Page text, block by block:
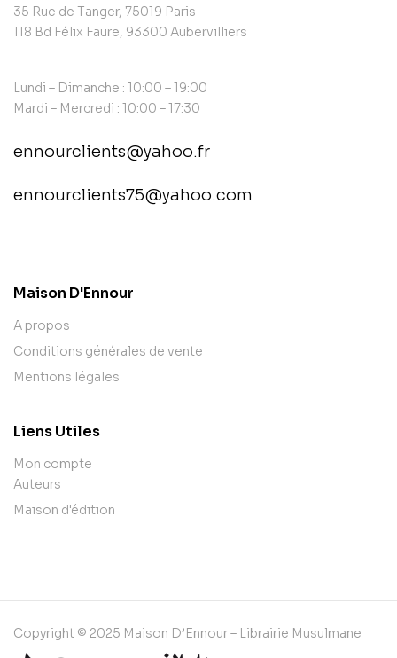
35 Rue de Tanger, 75019 Paris
118 Bd Félix Faure, 93300 Aubervilliers
Lundi – Dimanche : 10:00 – 19:00
Mardi – Mercredi : 10:00 – 17:30
ennourclients@yahoo.fr
ennourclients75@yahoo.com
Maison D'Ennour
A propos
Conditions générales de vente
Mentions légales
Liens Utiles
Mon compte
Auteurs
Maison d'édition
Copyright © 2025 Maison D’Ennour – Librairie Musulmane